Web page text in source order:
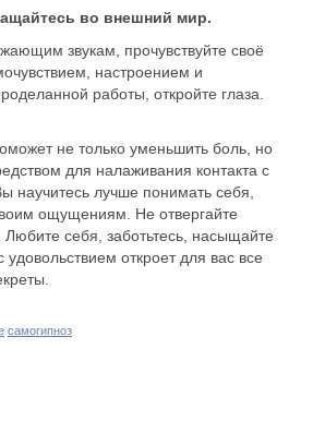
во внешний мир.
звукам, прочувствуйте своё
настроением и
работы, откройте глаза.
не только уменьшить боль, но
для налаживания контакта с
научитесь лучше понимать себя,
ощущениям. Не отвергайте
себя, заботьтесь, насыщайте
откроет для вас все
самогипноз